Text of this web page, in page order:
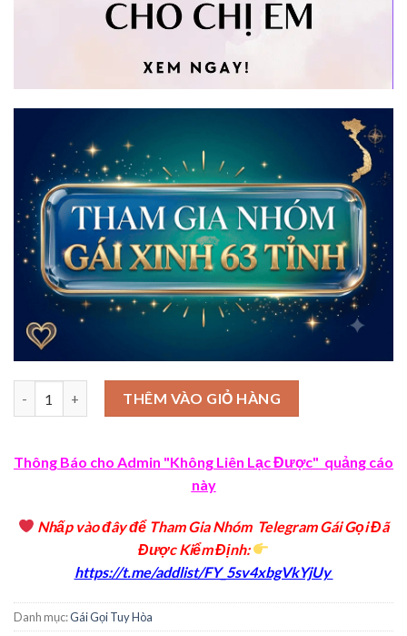
THÊM VÀO GIỎ HÀNG
Thông Báo cho Admin "Không Liên Lạc Được" quảng cáo
này
Nhấp vào đây để Tham Gia Nhóm Telegram Gái Gọi Đã
Được Kiểm Định:
https://t.me/addlist/FY_5sv4xbgVkYjUy
Danh mục:Gái Gọi Tuy Hòa